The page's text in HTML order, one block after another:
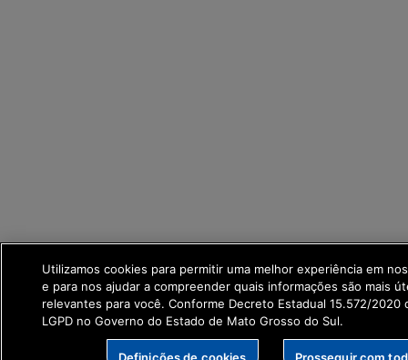
Utilizamos cookies para permitir uma melhor experiência em
e para nos ajudar a compreender quais informações são mais
relevantes para você. Conforme Decreto Estadual 15.572/2020
LGPD no Governo do Estado de Mato Grosso do Sul.
Definições de cookies Prosseguir com